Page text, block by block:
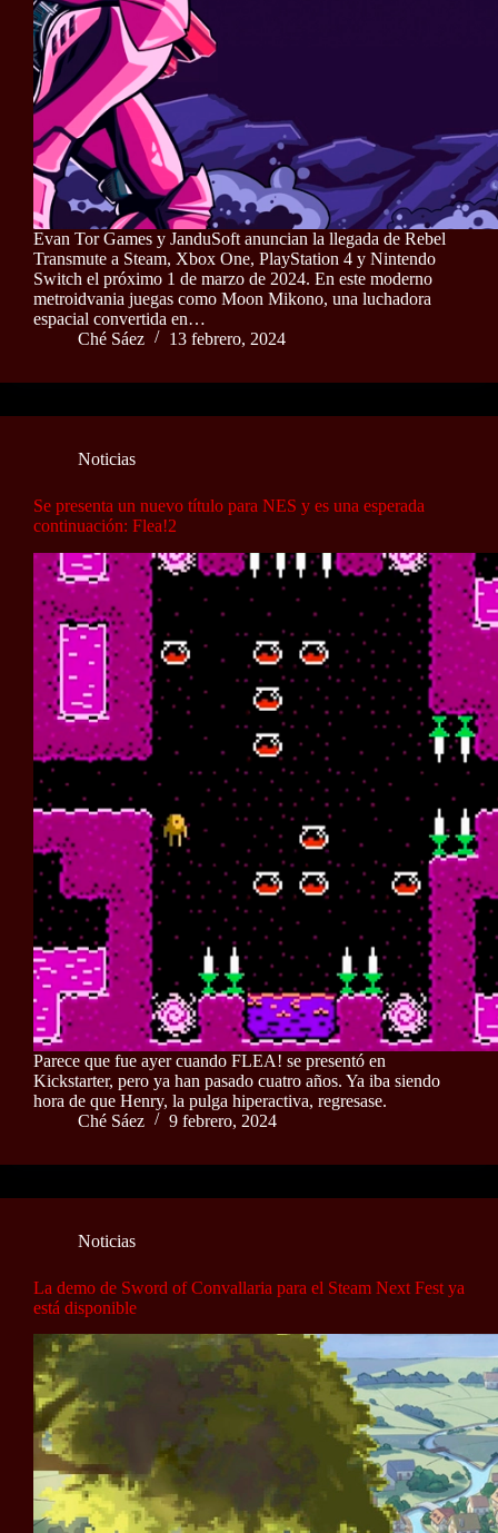
Evan Tor Games y JanduSoft anuncian la llegada de Rebel
Transmute a Steam, Xbox One, PlayStation 4 y Nintendo
Switch el próximo 1 de marzo de 2024. En este moderno
metroidvania juegas como Moon Mikono, una luchadora
espacial convertida en…
Ché Sáez
13 febrero, 2024
Noticias
Se presenta un nuevo título para NES y es una esperada
continuación: Flea!2
Parece que fue ayer cuando FLEA! se presentó en
Kickstarter, pero ya han pasado cuatro años. Ya iba siendo
hora de que Henry, la pulga hiperactiva, regresase.
Ché Sáez
9 febrero, 2024
Noticias
La demo de Sword of Convallaria para el Steam Next Fest ya
está disponible